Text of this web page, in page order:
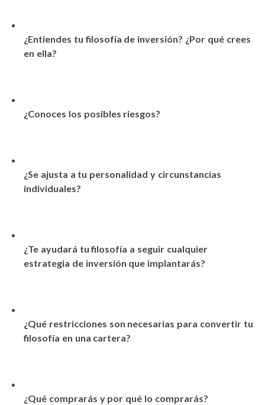
¿Entiendes tu filosofía de inversión? ¿Por qué crees
en ella?
¿Conoces los posibles riesgos?
¿Se ajusta a tu personalidad y circunstancias
individuales?
¿Te ayudará tu filosofía a seguir cualquier
estrategia de inversión que implantarás?
¿Qué restricciones son necesarias para convertir tu
filosofía en una cartera?
¿Qué comprarás y por qué lo comprarás?